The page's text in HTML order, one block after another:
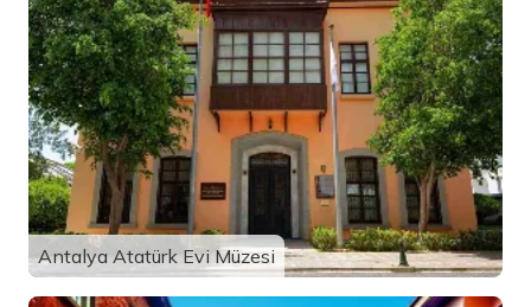
Antalya Atatürk Evi Müzesi